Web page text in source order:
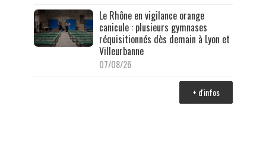
Le Rhône en vigilance orange
canicule : plusieurs gymnases
réquisitionnés dès demain à Lyon et
Villeurbanne
07/08/26
+ d'infos